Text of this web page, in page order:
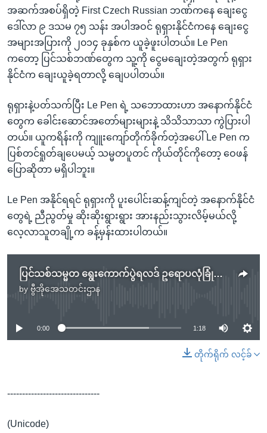
အဆက်အစပ်ရှိတဲ့ First Czech Russian ဘဏ်ကနေ ချေးငွေ
ဒေါ်လာ ၉ ဒသမ ၇၅ သန်း အပါအဝင် ရုရှားနိုင်ငံကနေ ချေးငွေ
အများအပြားကို ၂၀၁၄ ခုနှစ်က ယူခဲ့ဖူးပါတယ်။ Le Pen
ကတော့ ပြင်သစ်ဘဏ်တွေက သူ့ကို ငွေမချေးတဲ့အတွက် ရုရှား
နိုင်ငံက ချေးယူခဲ့ရတာလို့ ချေပပါတယ်။
ရုရှားနဲ့ပတ်သက်ပြီး Le Pen ရဲ့ သဘောထားဟာ အနောက်နိုင်ငံ
တွေက ခေါင်းဆောင်အတော်များများနဲ့ သိသိသာသာ ကွဲပြားပါ
တယ်။ ယူကရိန်းကို ကျူးကျော်တိုက်ခိုက်တဲ့အပေါ် Le Pen က
ပြစ်တင်ရှုတ်ချပေမယ့် သမ္မတပူတင် ကိုယ်တိုင်ကိုတော့ ဝေဖန်
ပြောဆိုတာ မရှိပါဘူး။
Le Pen အနိုင်ရရင် ရုရှားကို ပူးပေါင်းဆန့်ကျင်တဲ့ အနောက်နိုင်ငံ
တွေရဲ့ ညီညွတ်မှု ဆိုးဆိုးရွားရွား အားနည်းသွားလိမ့်မယ်လို့
လေ့လာသူတချို့က ခန့်မှန်းထားပါတယ်။
ပြင်သစ်သမ္မတ ရွေးကောက်ပွဲရလဒ် ဥရောပလုံခြုံရေးပေါ် သက်ရောက်မှုရှိလာနိုင်
by ဗွီအိုအေသတင်းဌာန
No media source currently available
0:00 1:18
တိုက်ရိုက် လင့်ခ်
-------------------------------
(Unicode)